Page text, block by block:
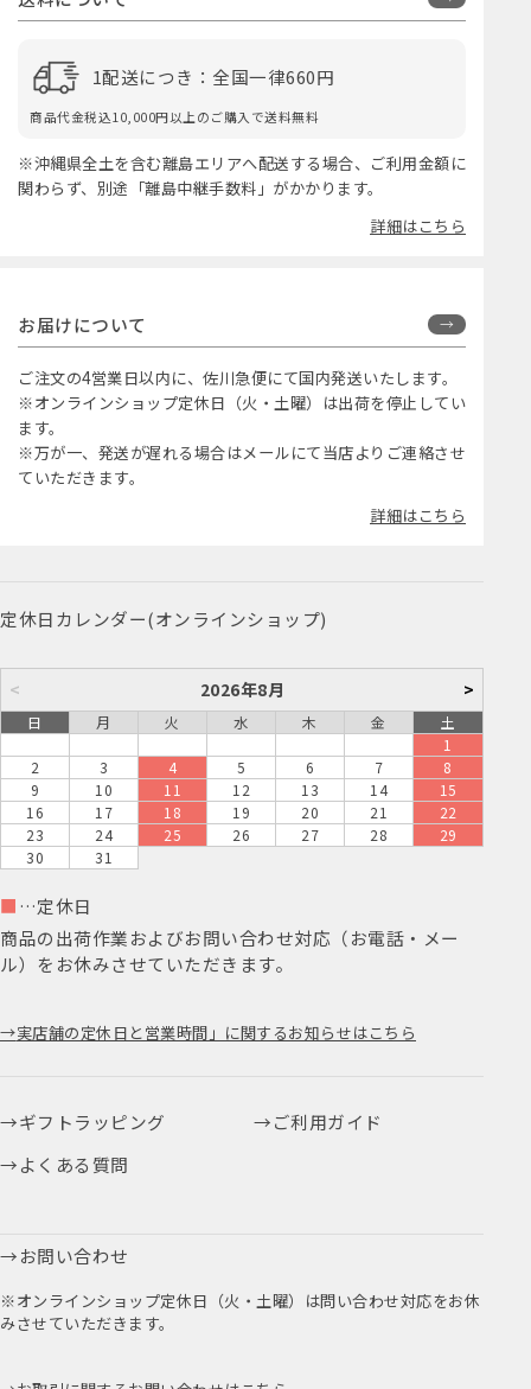
1配送につき：全国一律660円
商品代金税込10,000円以上のご購入で送料無料
※沖縄県全土を含む離島エリアへ配送する場合、ご利用金額に
関わらず、別途「離島中継手数料」がかかります。
詳細はこちら
お届けについて
ご注文の4営業日以内に、佐川急便にて国内発送いたします。
※オンラインショップ定休日（火・土曜）は出荷を停止してい
ます。
※万が一、発送が遅れる場合はメールにて当店よりご連絡させ
ていただきます。
詳細はこちら
定休日カレンダー(オンラインショップ)
< 2026年8月 >
日 月 火 水 木 金
土
1
2
3 4 5 6 7
8
9
10 11 12 13 14
15
16
17 18 19 20 21
22
23
24 25 26 27 28
29
30
31
■ …定休日
商品の出荷作業およびお問い合わせ対応（お電話・メー
ル）をお休みさせていただきます。
実店舗の定休日と営業時間」に関するお知らせはこちら
ギフトラッピング
ご利用ガイド
よくある質問
お問い合わせ
※オンラインショップ定休日（火・土曜）は問い合わせ対応をお休
みさせていただきます。